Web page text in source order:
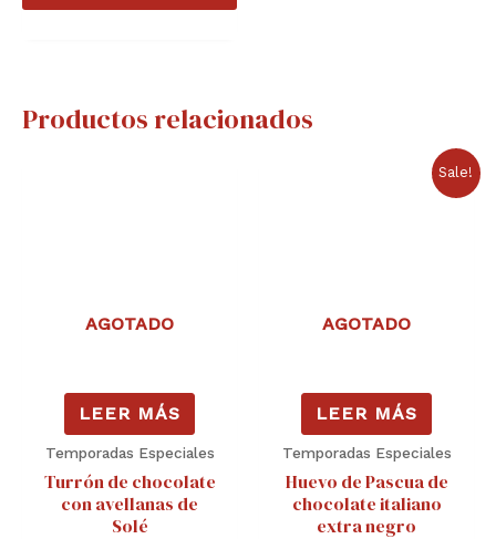
Productos relacionados
AGOTADO
LEER MÁS
Temporadas Especiales
Turrón de chocolate
con avellanas de
Solé
Sale!
AGOTADO
LEER MÁS
Temporadas Especiales
Huevo de Pascua de
chocolate italiano
extra negro
precio
actual